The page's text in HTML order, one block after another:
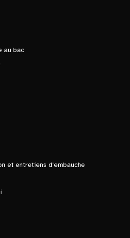
au bac
et entretiens d'embauche